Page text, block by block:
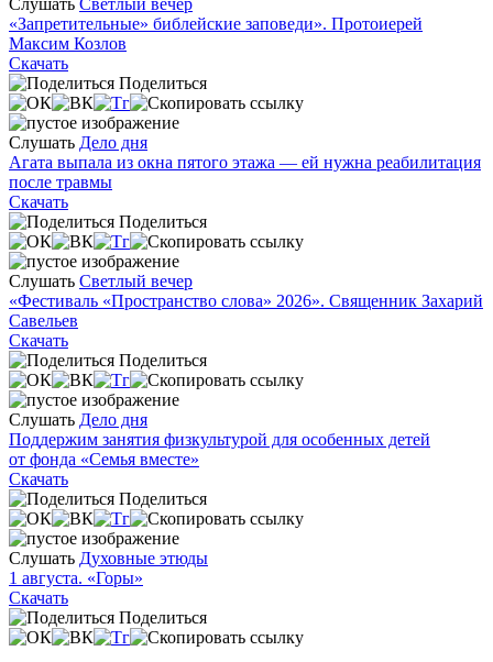
«Запретительные» библейские заповеди». Протоиерей
Максим Козлов
Скачать
Поделиться
Слушать Дело дня
Агата выпала из окна пятого этажа — ей нужна реабилитация
после травмы
Скачать
Поделиться
Слушать Светлый вечер
«Фестиваль «Пространство слова» 2026». Священник Захарий
Савельев
Скачать
Поделиться
Слушать Дело дня
Поддержим занятия физкультурой для особенных детей
от фонда «Семья вместе»
Скачать
Поделиться
Слушать Духовные этюды
1 августа. «Горы»
Скачать
Поделиться